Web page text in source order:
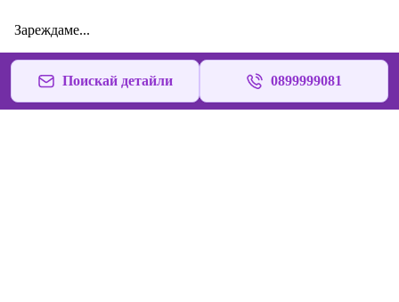
Зареждаме...
Поискай детайли 0899999081